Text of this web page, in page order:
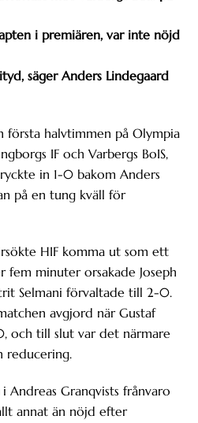
i premiären, var inte nöjd
säger Anders Lindegaard
första halvtimmen på Olympia
IF och Varbergs BoIS,
in 1-0 bakom Anders
på en tung kväll för
HIF komma ut som ett
fem minuter orsakade Joseph
Selmani förvaltade till 2-0.
avgjord när Gustaf
och till slut var det närmare
reducering.
Andreas Granqvists frånvaro
annat än nöjd efter